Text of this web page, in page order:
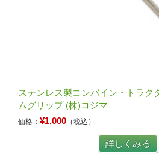
ステンレス製コンバイン・トラク
ムグリップ (株)コジマ
価格：¥1,000 （税込）
詳しくみる